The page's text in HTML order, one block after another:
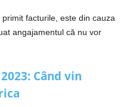
facturile, este din cauza
angajamentul că nu vor
Când vin